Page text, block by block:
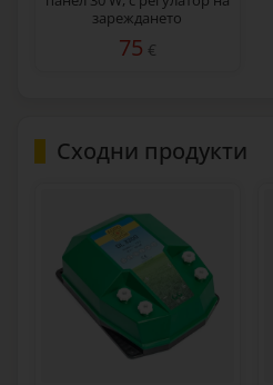
зареждането
75 €
Сходни продукти